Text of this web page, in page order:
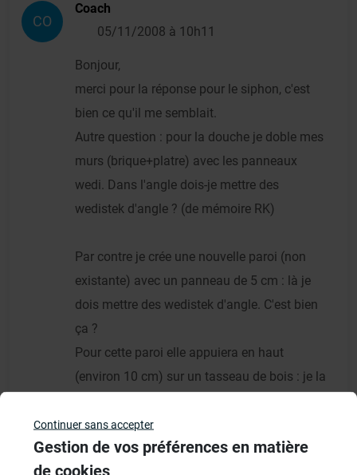
CO
Coach
05/11/2008 à 10h11
Bonjour,
merci pour la réponse pour le siphon, c'est
bien ce qu'il me semblait.
Autre question : pour la douche je doble mes
murs (brique+platre) avec les panneaux
wedi. Dans l'angle dois-je mettre des
wedistek d'angle ? (de mémoire RK)
Par contre je crée une nouvelle paroi (non
existante) avec un panneau de 5 cm : là je
dois mettre des wedistek d'angle. C'est bien
ça ?
Pour cette paroi elle appuiera en haut
(environ 10 cm) sur un tasseau de bois : je la
Et pour coller sur du placo nu ?
Continuer sans accepter
Gestion de vos préférences en matière
de cookies